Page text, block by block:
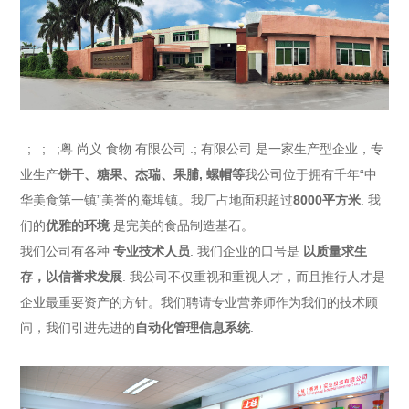
; ; ;粤 尚义 食物 有限公司 .; 有限公司是一家生产型企业，专
业生产饼干、糖果、杰瑞、果脯, 螺帽等我公司位于拥有千年“中
华美食第一镇”美誉的庵埠镇。我厂占地面积超过8000平方米 . 我
们的优雅的环境 是完美的食品制造基石。
我们公司有各种 专业技术人员 . 我们企业的口号是 以质量求生
存，以信誉求发展 . 我公司不仅重视和重视人才，而且推行人才是
企业最重要资产的方针。我们聘请专业营养师作为我们的技术顾
问，我们引进先进的自动化管理信息系统.